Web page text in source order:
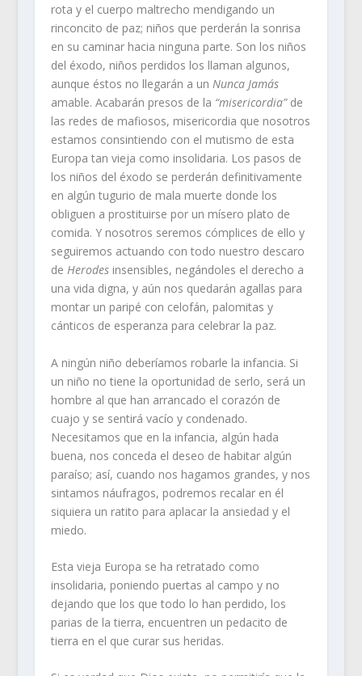
rota y el cuerpo maltrecho mendigando un
rinconcito de paz; niños que perderán la sonrisa
en su caminar hacia ninguna parte. Son los niños
del éxodo, niños perdidos los llaman algunos,
aunque éstos no llegarán a un Nunca Jamás
amable. Acabarán presos de la “misericordia”de
las redes de mafiosos, misericordia que nosotros
estamos consintiendo con el mutismo de esta
Europa tan vieja como insolidaria. Los pasos de
los niños del éxodo se perderán definitivamente
en algún tugurio de mala muerte donde los
obliguen a prostituirse por un mísero plato de
comida. Y nosotros seremos cómplices de ello y
seguiremos actuando con todo nuestro descaro
de Herodesinsensibles, negándoles el derecho a
una vida digna, y aún nos quedarán agallas para
montar un paripé con celofán, palomitas y
cánticos de esperanza para celebrar la paz.
A ningún niño deberíamos robarle la infancia. Si
un niño no tiene la oportunidad de serlo, será un
hombre al que han arrancado el corazón de
cuajo y se sentirá vacío y condenado.
Necesitamos que en la infancia, algún hada
buena, nos conceda el deseo de habitar algún
paraíso; así, cuando nos hagamos grandes, y nos
sintamos náufragos, podremos recalar en él
siquiera un ratito para aplacar la ansiedad y el
miedo.
Esta vieja Europa se ha retratado como
insolidaria, poniendo puertas al campo y no
dejando que los que todo lo han perdido, los
parias de la tierra, encuentren un pedacito de
tierra en el que curar sus heridas.